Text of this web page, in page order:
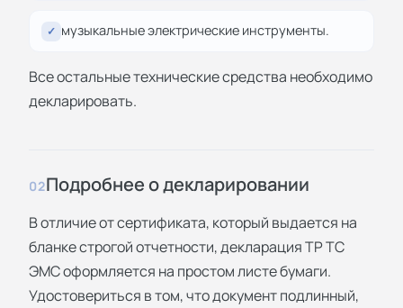
✓ музыкальные электрические инструменты.
Все остальные технические средства необходимо
декларировать.
02Подробнее о декларировании
В отличие от сертификата, который выдается на
бланке строгой отчетности, декларация ТР ТС
ЭМС оформляется на простом листе бумаги.
Удостовериться в том, что документ подлинный,